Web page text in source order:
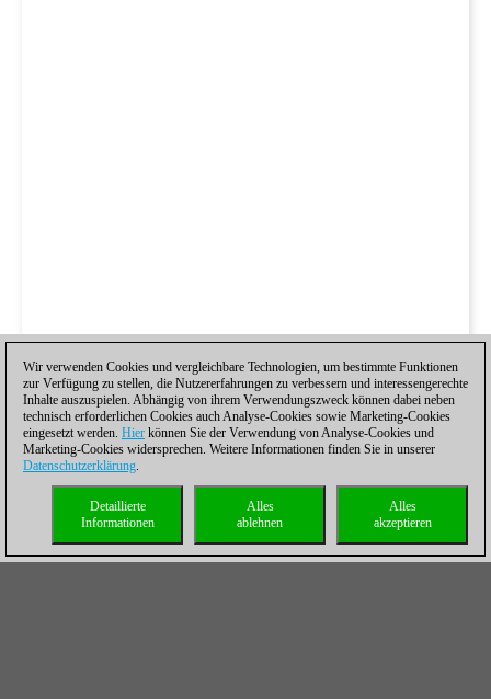
Wir verwenden Cookies und vergleichbare Technologien, um bestimmte Funktionen
zur Verfügung zu stellen, die Nutzererfahrungen zu verbessern und interessengerechte
Inhalte auszuspielen. Abhängig von ihrem Verwendungszweck können dabei neben
technisch erforderlichen Cookies auch Analyse-Cookies sowie Marketing-Cookies
eingesetzt werden. Hier können Sie der Verwendung von Analyse-Cookies und
Marketing-Cookies widersprechen. Weitere Informationen finden Sie in unserer
Datenschutzerklärung.
Alles
akzeptieren
Alles
ablehnen
Detaillierte
Informationen